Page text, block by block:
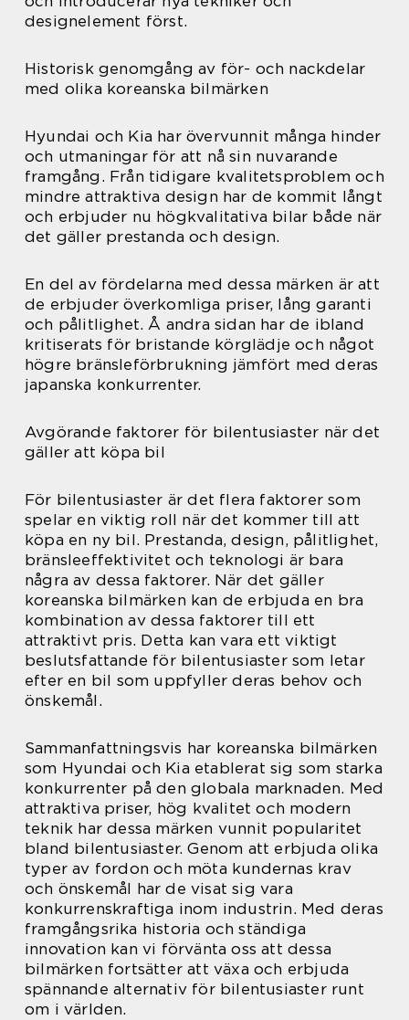
designelement först.
Historisk genomgång av för- och nackdelar
med olika koreanska bilmärken
Hyundai och Kia har övervunnit många hinder
och utmaningar för att nå sin nuvarande
framgång. Från tidigare kvalitetsproblem och
mindre attraktiva design har de kommit långt
och erbjuder nu högkvalitativa bilar både när
det gäller prestanda och design.
En del av fördelarna med dessa märken är att
de erbjuder överkomliga priser, lång garanti
och pålitlighet. Å andra sidan har de ibland
kritiserats för bristande körglädje och något
högre bränsleförbrukning jämfört med deras
japanska konkurrenter.
Avgörande faktorer för bilentusiaster när det
gäller att köpa bil
För bilentusiaster är det flera faktorer som
spelar en viktig roll när det kommer till att
köpa en ny bil. Prestanda, design, pålitlighet,
bränsleeffektivitet och teknologi är bara
några av dessa faktorer. När det gäller
koreanska bilmärken kan de erbjuda en bra
kombination av dessa faktorer till ett
attraktivt pris. Detta kan vara ett viktigt
beslutsfattande för bilentusiaster som letar
efter en bil som uppfyller deras behov och
önskemål.
Sammanfattningsvis har koreanska bilmärken
som Hyundai och Kia etablerat sig som starka
konkurrenter på den globala marknaden. Med
attraktiva priser, hög kvalitet och modern
teknik har dessa märken vunnit popularitet
bland bilentusiaster. Genom att erbjuda olika
typer av fordon och möta kundernas krav
och önskemål har de visat sig vara
konkurrenskraftiga inom industrin. Med deras
framgångsrika historia och ständiga
innovation kan vi förvänta oss att dessa
bilmärken fortsätter att växa och erbjuda
spännande alternativ för bilentusiaster runt
om i världen.